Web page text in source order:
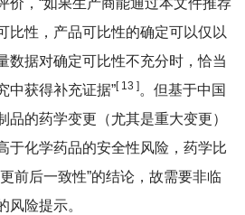
价，“如果生产商能通过本文件推荐
比性，产品可比性的确定可以仅以
数据对确定可比性不充分时，恰当
中获得补充证据”[ 13 ] 。但基于中国
品的药学变更（尤其是重大变更）
于化学药品的安全性风险，药学比
前后一致性”的结论，故需要非临
风险提示。